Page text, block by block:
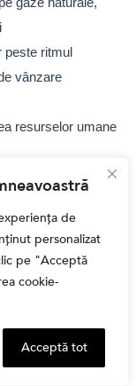
de
personalizat
pe "Acceptă
cookie-
Acceptă tot
ritmul
vânzare
resurselor umane
– eficientizarea
în 2026, cu o
nivel mai ridicat al
dobânzilor
sunt